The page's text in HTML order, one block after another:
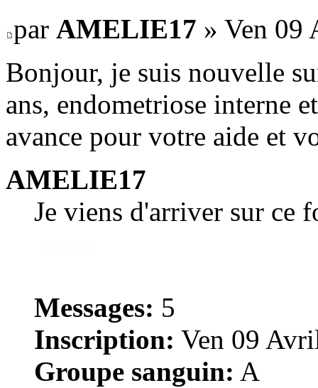
par AMELIE17 » Ven 09
Bonjour, je suis nouvelle
ans, endometriose interne
avance pour votre aide et
AMELIE17
Je viens d'arriver sur ce
Messages: 5
Inscription: Ven 09
Groupe sanguin: A